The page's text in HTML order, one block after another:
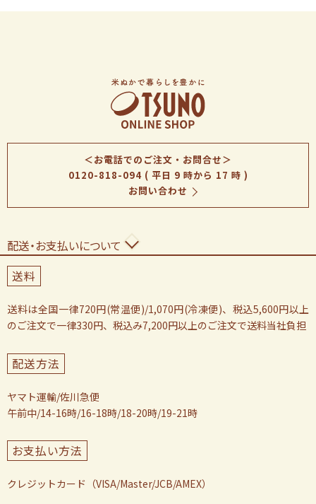
＜お電話でのご注文・お問合せ＞
0120-818-094( 平日 9 時から 17 時 )
お問い合わせ
配送・お支払いについて
送料
送料は全国一律720円(常温便)/1,070円(冷凍便)、税込5,600円以上
のご注文で一律330円、税込み7,200円以上のご注文で送料当社負担
配送方法
ヤマト運輸/佐川急便
午前中/14-16時/16-18時/18-20時/19-21時
お支払い方法
クレジットカード（VISA/Master/JCB/AMEX）